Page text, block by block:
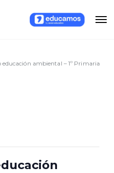
educación ambiental – 1º Primaria